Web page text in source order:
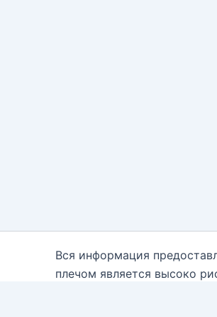
Вся информация
плечом является высоко